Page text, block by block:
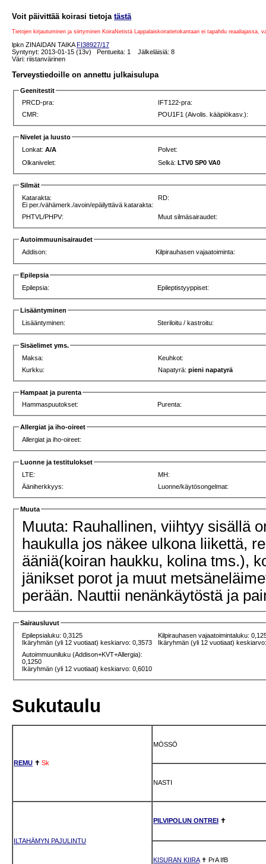
Voit päivittää koirasi tietoja tästä
Tietojen kirjautuminen ja siirtyminen KoiraNetistä Lappalaiskoiratietokantaan ei tapahdu
lpkn ZINAIDAN TAIKAFI38927/17
Syntynyt: 2013-01-15 (13v) Pentueita: 1 Jälkeläisiä: 8
Väri: riistanvärinen
Terveystiedoille on annettu julkaisulupa
Geenitestit
PRCD-pra:
IFT122-pra:
CMR:
POU1F1 (Aivolis. kääpiökasv.):
Nivelet ja luusto
Lonkat:A/A
Polvet:
Olkanivelet:
Selkä:LTV0 SP0 VA0
Silmät
Katarakta:
Ei per./vähämerk./avoin/epäilyttävä katarakta:
RD:
PHTVL/PHPV: Muut silmäsairaudet:
Autoimmuunisairaudet
Addison:
Kilpirauhasen vajaatoiminta:
Epilepsia
Epilepsia:
Epileptistyyppiset:
Lisääntyminen
Lisääntyminen:
Steriloitu / kastroitu:
Sisäelimet yms.
Maksa:
Keuhkot:
Kurkku:
Napatyrä:pieni napatyrä
Hampaat ja purenta
Hammaspuutokset:
Purenta:
Allergiat ja iho-oireet
Allergiat ja iho-oireet:
Luonne ja testitulokset
LTE:
MH:
Ääniherkkyys:
Luonne/käytösongelmat:
Muuta
Muuta: Rauhallinen, viihtyy sisällä
haukulla jos näkee ulkona liikettä,
ääniä(koiran haukku, kolina tms.),
jänikset porot ja muut
perään. Nauttii nenänkäytöstä ja
Sairausluvut
Epilepsialuku: 0,3125
Ikäryhmän (yli 12 vuotiaat) keskiarvo: 0,3573
Kilpirauhasen vajaatoimintaluku:
Ikäryhmän (yli 12 vuotiaat)
Autoimmuuniluku (Addison+KVT+Allergia):
0,1250
Ikäryhmän (yli 12 vuotiaat) keskiarvo: 0,6010
Sukutaulu
REMU ✝ Sk
MÖSSÖ
NASTI
ILTAHÄMYN PAJULINTU
PILVIPOLUN ONTREI ✝
KISURAN KIIRA✝ PrA IfB